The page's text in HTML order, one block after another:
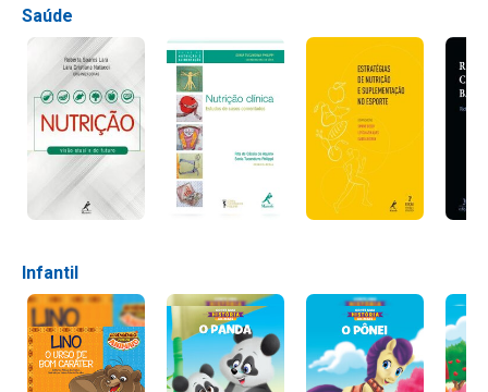
Saúde
Infantil